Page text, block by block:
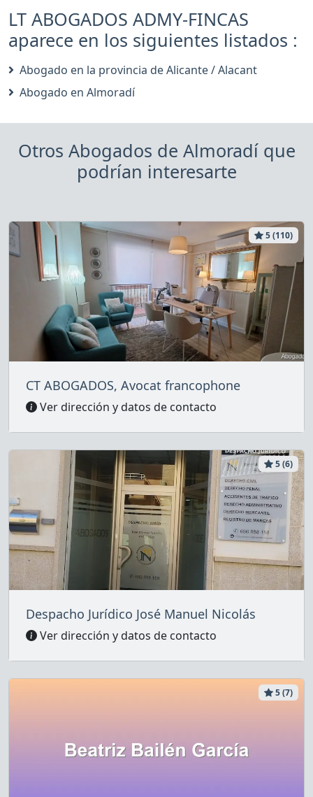
LT ABOGADOS ADMY-FINCAS
aparece en los siguientes listados :
Abogado en la provincia de Alicante / Alacant
Abogado en Almoradí
Otros Abogados de Almoradí que
podrían interesarte
5 (110)
CT ABOGADOS, Avocat francophone
Ver dirección y datos de contacto
5 (6)
Despacho Jurídico José Manuel Nicolás
Ver dirección y datos de contacto
5 (7)